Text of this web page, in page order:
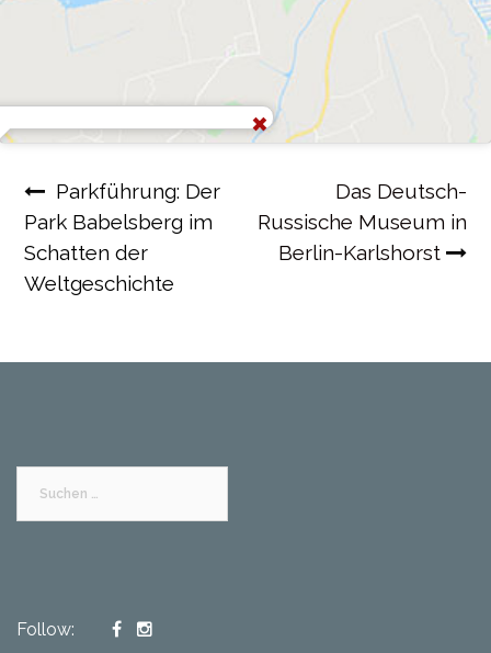
Beitragsnavigation
Parkführung: Der
Park Babelsberg im
Schatten der
Weltgeschichte
Das Deutsch-
Russische Museum in
Berlin-Karlshorst
Follow: